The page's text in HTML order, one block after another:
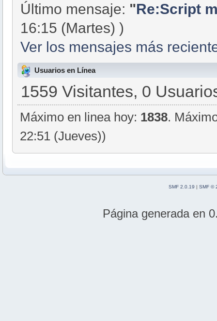
Último mensaje: "Re:Script
16:15 (Martes) )
Ver los mensajes más
Usuarios en Línea
1559 Visitantes, 0
Máximo en linea hoy: 1838.
22:51 (Jueves))
SMF 2.0.19 | SMF ©
Página generada en